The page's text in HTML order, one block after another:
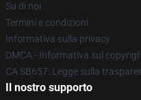
Su di noi
Termini e condizioni
Informativa sulla privacy
DMCA - Informativa sul
CA SB657: Legge sulla
Il nostro supporto